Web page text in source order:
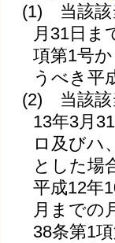
(1)
当該
月31日ま
項第1号
うべき平
(2)
当該
13年3月
ロ及びハ
とした場
平成12年
月までの
38条第1